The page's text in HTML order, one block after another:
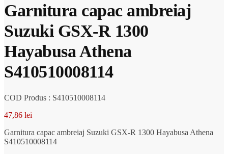
fost:
209,68 lei.
Garnitura capac ambreiaj
Suzuki GSX-R 1300
Hayabusa Athena
S410510008114
COD Produs : S410510008114
47,86 lei
Garnitura capac ambreiaj Suzuki GSX-R 1300 Hayabusa Athena
S410510008114